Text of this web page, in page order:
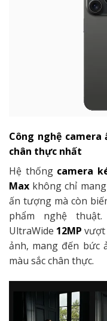
Công nghệ
chân thực nhất
Hệ thống camera
Max không chỉ
ấn tượng mà còn
phẩm nghệ
UltraWide 12MP vượt
ảnh, mang đến bức
màu sắc chân thực.